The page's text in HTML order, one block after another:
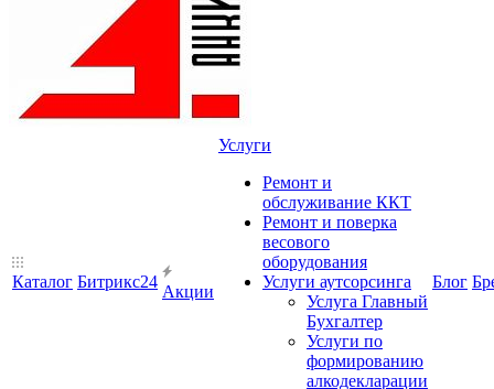
Каталог Битрикс24
Акции
Услуги
Ремонт и
обслуживание ККТ
Ремонт и поверка
весового
оборудования
Услуги аутсорсинга
Услуга Главный
Бухгалтер
Услуги по
формированию
алкодекларации
Блог